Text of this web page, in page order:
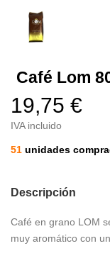
Café Lom
19,75 €
IVA incluido
51 unidades
Descripción
Café en grano LOM
muy aromático con